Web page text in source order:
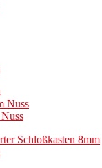
Nuss
Schloßkasten 8mm